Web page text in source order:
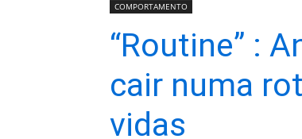
COMPORTAMENTO
“Routine” :
cair numa
vidas